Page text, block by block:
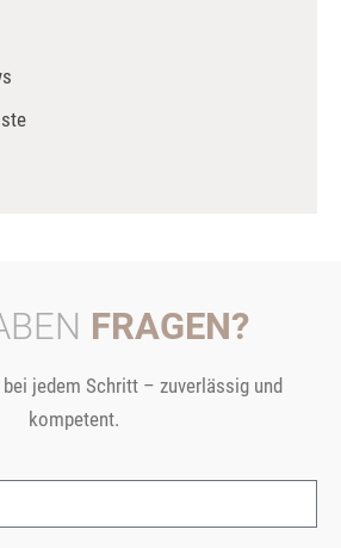
FRAGEN?
jedem Schritt – zuverlässig und
kompetent.